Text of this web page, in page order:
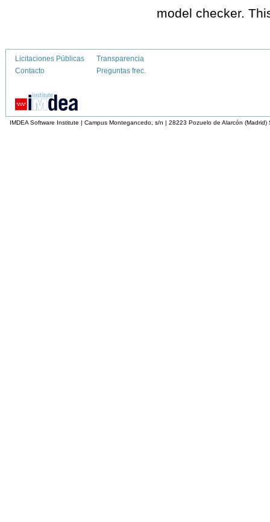
model checker.
Licitaciones Públicas
Contacto
Transparencia
Preguntas frec.
IMDEA Software Institute | Campus Montegancedo, s/n | 28223 Pozuelo de Alarcón (Madrid)